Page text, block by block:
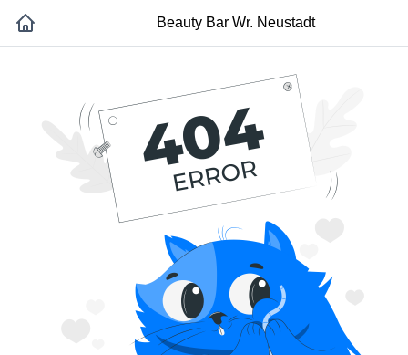
Beauty Bar Wr. Neustadt